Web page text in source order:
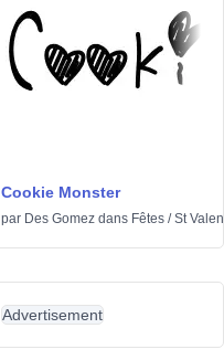
Cookie Monster
par Des Gomez dans Fêtes /St
Advertisement